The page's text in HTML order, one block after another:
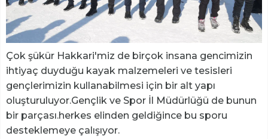
Çok şükür Hakkari'miz de birçok insana gencimizin
ihtiyaç duyduğu kayak malzemeleri ve tesisleri
gençlerimizin kullanabilmesi için bir alt yapı
oluşturuluyor.Gençlik ve Spor İl Müdürlüğü de bunun
bir parçası.herkes elinden geldiğince bu sporu
desteklemeye çalışıyor.